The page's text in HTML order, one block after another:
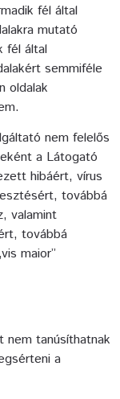
fél által
mutató
fél által
semmiféle
oldalak
nem felelős
a Látogató
hibáért, vírus
továbbá
valamint
továbbá
maior”
tanúsíthatnak
a